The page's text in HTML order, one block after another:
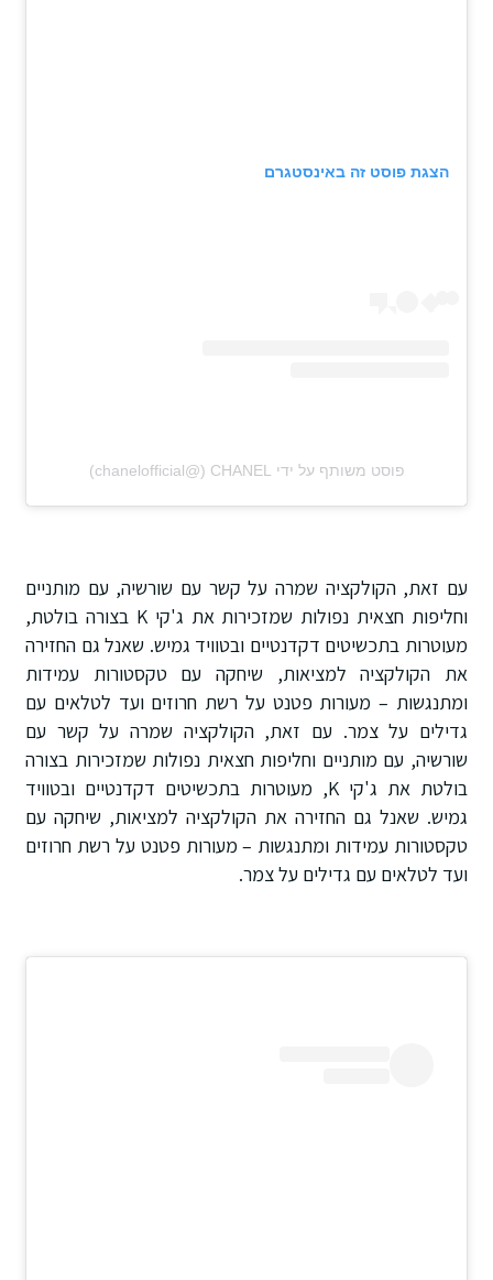
הצגת פוסט זה באינסטגרם
פוסט משותף על ידי ‏‎CHANEL‎‏ (@‏‎chanelofficial‎‏)
עם זאת, הקולקציה שמרה על קשר עם שורשיה, עם מותניים
וחליפות חצאית נפולות שמזכירות את ג'קי K בצורה בולטת,
מעוטרות בתכשיטים דקדנטיים ובטוויד גמיש. שאנל גם החזירה
את הקולקציה למציאות, שיחקה עם טקסטורות עמידות
ומתנגשות – מעורות פטנט על רשת חרוזים ועד לטלאים עם
גדילים על צמר. עם זאת, הקולקציה שמרה על קשר עם
שורשיה, עם מותניים וחליפות חצאית נפולות שמזכירות בצורה
בולטת את ג'קי K, מעוטרות בתכשיטים דקדנטיים ובטוויד
גמיש. שאנל גם החזירה את הקולקציה למציאות, שיחקה עם
טקסטורות עמידות ומתנגשות – מעורות פטנט על רשת חרוזים
ועד לטלאים עם גדילים על צמר.